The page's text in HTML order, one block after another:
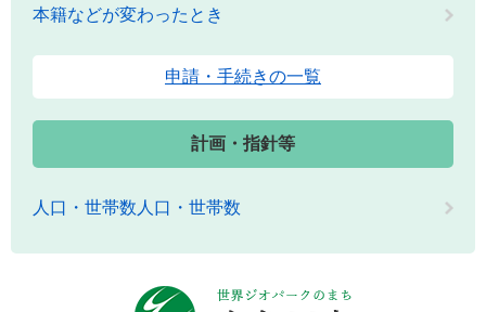
本籍などが変わったとき
申請・手続きの一覧
計画・指針等
人口・世帯数人口・世帯数